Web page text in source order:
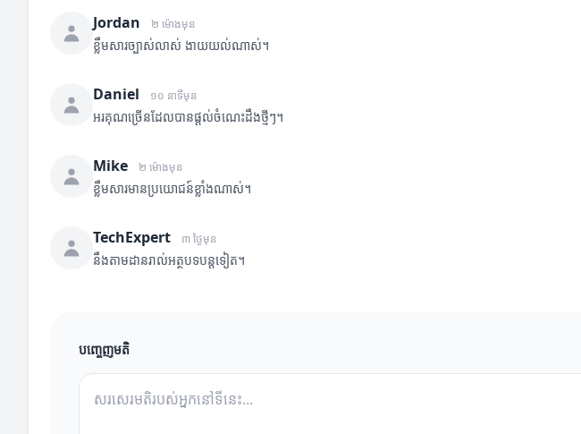
Jordan ២ ម៉ោងមុន
ខ្លឹមសារច្បាស់លាស់ ងាយយល់ណាស់។
Daniel ១០ នាទីមុន
អរគុណច្រើនដែលបានផ្តល់ចំណេះដឹងថ្មីៗ។
Mike ២ ម៉ោងមុន
ខ្លឹមសារមានប្រយោជន៍ខ្លាំងណាស់។
TechExpert ៣ ថ្ងៃមុន
នឹងតាមដានរាល់អត្ថបទបន្តទៀត។
បញ្ចេញមតិ